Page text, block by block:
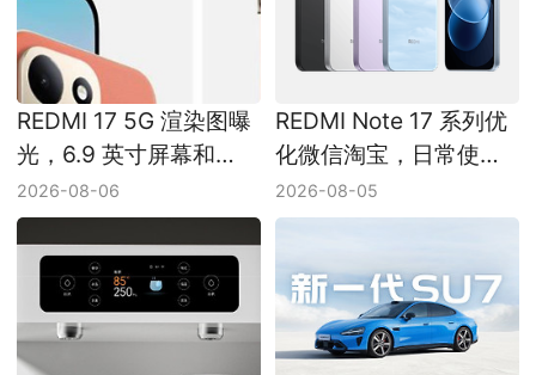
REDMI 17 5G 渲染图曝
光，6.9 英寸屏幕和
7500mAh 电池受关注
2026-08-06
REDMI Note 17 系列优
化微信淘宝，日常使用
更流畅
2026-08-05